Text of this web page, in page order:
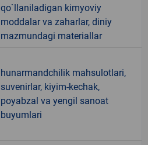
qo`llaniladigan kimyoviy
moddalar va zaharlar, diniy
mazmundagi materiallar
hunarmandchilik mahsulotlari,
suvenirlar, kiyim-kechak,
poyabzal va yengil sanoat
buyumlari